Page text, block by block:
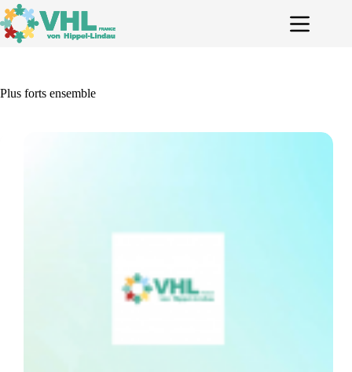
Passer
au
contenu
Plus forts ensemble